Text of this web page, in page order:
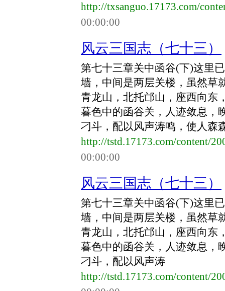
http://txsanguo.17173.com/
00:00:00
风云三国志（七十三）
第七十三章关中函谷(下)这里
墙，中间是两层关楼，虽然草
青龙山，北托邙山，座西向东
暮色中的函谷关，人迹敛息，
刁斗，配以风声涛鸣，使人森
http://tstd.17173.com/content/
00:00:00
风云三国志（七十三）
第七十三章关中函谷(下)这里
墙，中间是两层关楼，虽然草
青龙山，北托邙山，座西向东
暮色中的函谷关，人迹敛息，
刁斗，配以风声涛
http://tstd.17173.com/content/